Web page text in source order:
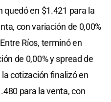
quedó en $1.421 para la
con variación de 0,00%
Ríos, terminó en
de 0,00% y spread de
cotización finalizó en
para la venta, con